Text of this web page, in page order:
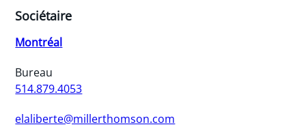
Sociétaire
Montréal
Bureau
514.879.4053
elaliberte@millerthomson.com